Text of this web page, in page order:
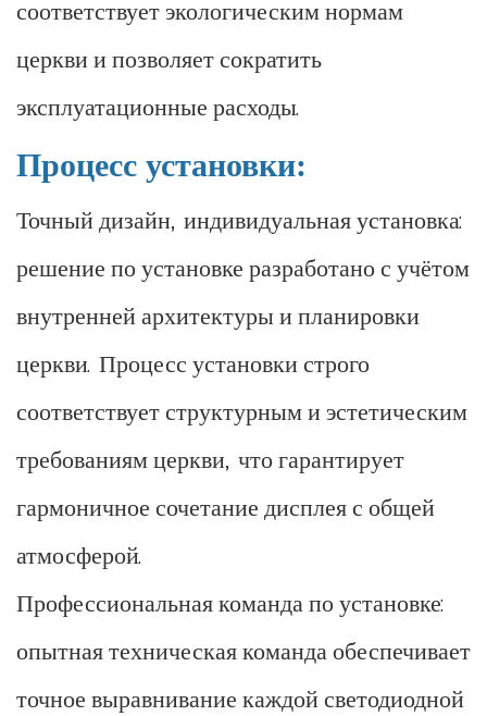
соответствует экологическим нормам
церкви и позволяет сократить
эксплуатационные расходы.
Процесс установки:
Точный дизайн, индивидуальная установка:
решение по установке разработано с учётом
внутренней архитектуры и планировки
церкви. Процесс установки строго
соответствует структурным и эстетическим
требованиям церкви, что гарантирует
гармоничное сочетание дисплея с общей
атмосферой.
Профессиональная команда по установке:
опытная техническая команда обеспечивает
точное выравнивание каждой светодиодной